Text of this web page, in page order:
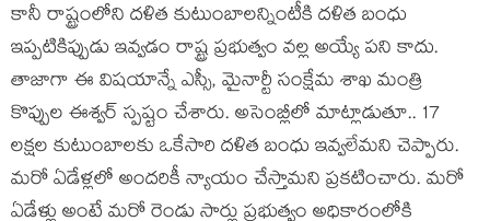
కానీ రాష్ట్రంలోని ద‌ళిత కుటుంబాల‌న్నింటీకి ద‌ళిత బంధు
ఇప్ప‌టికిప్పుడు ఇవ్వ‌డం రాష్ట్ర ప్ర‌భుత్వం వల్ల అయ్యే ప‌ని కాదు.
తాజాగా ఈ విష‌యాన్నే ఎస్సీ, మైనార్టీ సంక్షేమ శాఖ మంత్రి
కొప్పుల ఈశ్వ‌ర్ స్ప‌ష్టం చేశారు. అసెంబ్లీలో మాట్లాడుతూ.. 17
ల‌క్ష‌ల కుటుంబాల‌కు ఒకేసారి ద‌ళిత బంధు ఇవ్వ‌లేమ‌ని చెప్పారు.
మ‌రో ఏడేళ్ల‌లో అంద‌రికీ న్యాయం చేస్తామ‌ని ప్ర‌క‌టించారు. మ‌రో
ఏడేళ్లు అంటే మ‌రో రెండు సార్లు ప్ర‌భుత్వం అధికారంలోకి